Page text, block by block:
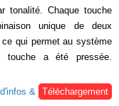
tonalité. Chaque touche
unique de deux
qui permet au système
touche a été pressée.
&
Téléchargement